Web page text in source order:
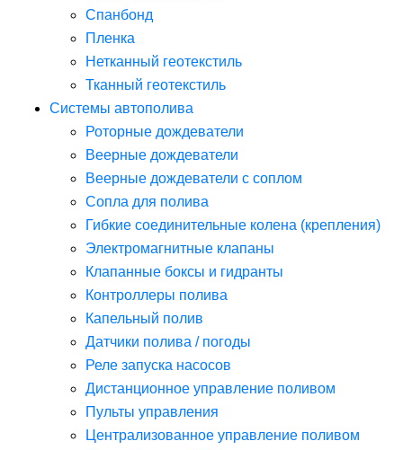
Спанбонд
Пленка
Нетканный геотекстиль
Тканный геотекстиль
Системы автополива
Роторные дождеватели
Веерные дождеватели
Веерные дождеватели с соплом
Сопла для полива
Гибкие соединительные колена (крепления)
Электромагнитные клапаны
Клапанные боксы и гидранты
Контроллеры полива
Капельный полив
Датчики полива / погоды
Реле запуска насосов
Дистанционное управление поливом
Пульты управления
Централизованное управление поливом